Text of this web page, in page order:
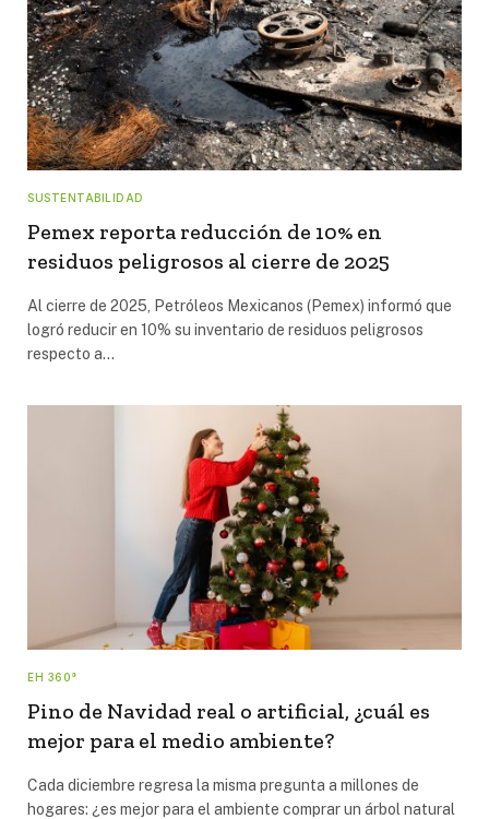
SUSTENTABILIDAD
Pemex reporta reducción de 10% en
residuos peligrosos al cierre de 2025
Al cierre de 2025, Petróleos Mexicanos (Pemex) informó que
logró reducir en 10% su inventario de residuos peligrosos
respecto a…
EH 360°
Pino de Navidad real o artificial, ¿cuál es
mejor para el medio ambiente?
Cada diciembre regresa la misma pregunta a millones de
hogares: ¿es mejor para el ambiente comprar un árbol natural